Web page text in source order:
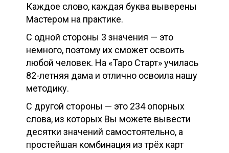
Каждое слово, каждая буква выверены
Мастером на практике.
С одной стороны 3 значения — это
немного, поэтому их сможет освоить
любой человек. На «Таро Старт» училась
82-летняя дама и отлично освоила нашу
методику.
С другой стороны — это 234 опорных
слова, из которых Вы можете вывести
десятки значений самостоятельно, а
простейшая комбинация из трёх карт